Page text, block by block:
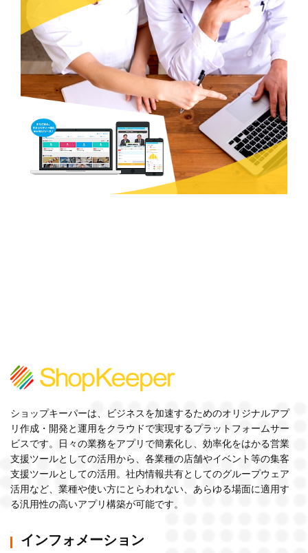
ショップキーパーは、ビジネスを加速するためのオリジナルアプ
リ作成・開発と運用をクラウドで実現するプラットフォームサー
ビスです。日々の業務をアプリで簡素化し、効率化をはかる営業
支援ツールとしての活用から、各業種の店舗やイベント等の集客
支援ツールとしての活用。社内情報共有としてのグループウェア
活用など、業種や使い方にとらわれない、あらゆる場面に適用す
る汎用性の高いアプリ構築が可能です。
インフォメーション